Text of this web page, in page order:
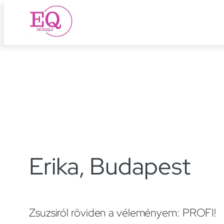
Erika, Budapest
Zsuzsiról röviden a véleményem: PROFI!